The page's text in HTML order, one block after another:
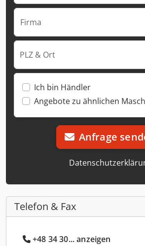
Firma
PLZ & Ort
Ich bin Händler
Angebote zu ähnlichen
Anfrage
Telefon & Fax
+48 34 30... anzeigen